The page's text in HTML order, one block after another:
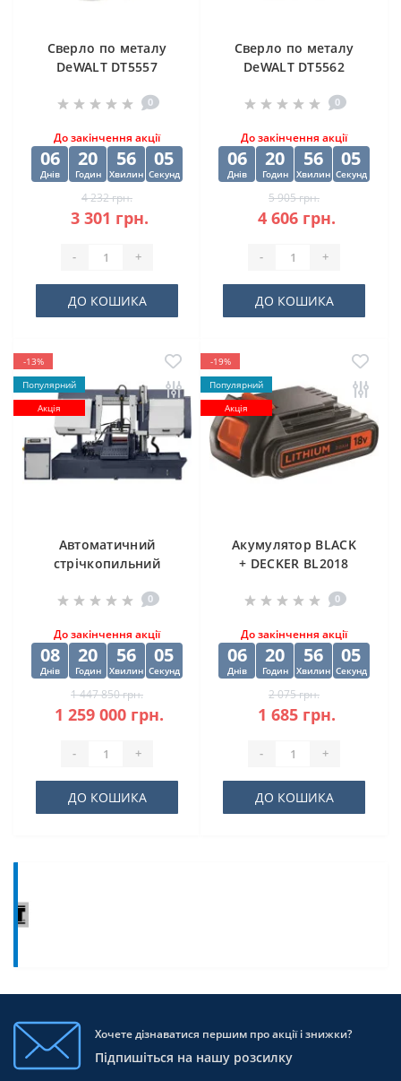
Cверлo по металу
DeWALT DT5557
10х84х133 мм
0
До закінчення акції
06
Днів
20
Годин
56
Хвилин
03
Секунд
4 232 грн.
3 301 грн.
- +
ДО КОШИКА
Cверлo по металу
DeWALT DT5562
(10 шт) 12.5х98х151
0
До закінчення акції
06
Днів
20
Годин
56
Хвилин
03
Секунд
5 905 грн.
4 606 грн.
- +
ДО КОШИКА
-13%
Популярний
Акція
Автоматичний
стрічкопильний
500SA
0
До закінчення акції
08
Днів
20
Годин
56
Хвилин
03
Секунд
1 447 850 грн.
1 259 000 грн.
- +
ДО КОШИКА
-19%
Популярний
Акція
Акумулятор BLACK
+ DECKER BL2018
0
До закінчення акції
06
Днів
20
Годин
56
Хвилин
03
Секунд
2 075 грн.
1 685 грн.
- +
ДО КОШИКА
Хочете дізнаватися першим про акції і знижки?
Підпишіться на нашу розсилку